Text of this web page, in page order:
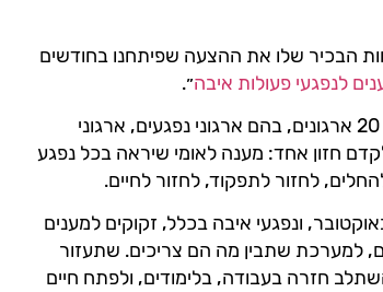
הבכיר שלו את ההצעה שפיתחנו בחודשים
לנפגעי פעולות איבה״.
השותפות שאת הקמתה יזמנו לפני שנה בדיוק, מונה 20 ארגונים, בהם ארגוני נפגעים, ארגוני
לקדם חזון אחד: מענה לאומי שיראה בכל נפגע
לחזור לתפקוד, לחזור לחיים.
ונפגעי איבה בכלל, זקוקים למענים
למערכת שתבין מה הם צריכים. שתעזור
חזרה בעבודה, בלימודים, ולפתח חיים